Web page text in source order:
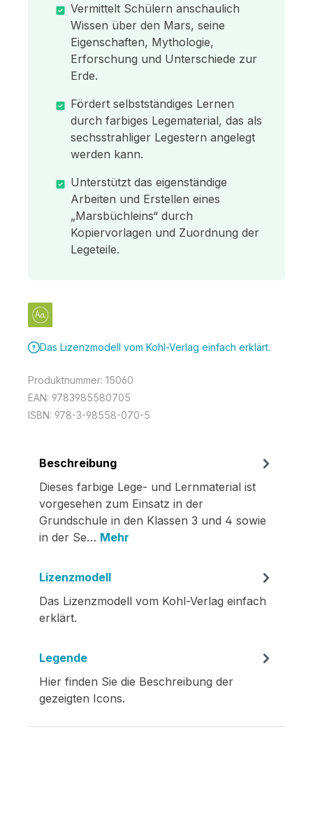
Vermittelt Schülern anschaulich
Wissen über den Mars, seine
Eigenschaften, Mythologie,
Erforschung und Unterschiede zur
Erde.
Fördert selbstständiges Lernen
durch farbiges Legematerial, das als
sechsstrahliger Legestern angelegt
werden kann.
Unterstützt das eigenständige
Arbeiten und Erstellen eines
„Marsbüchleins“ durch
Kopiervorlagen und Zuordnung der
Legeteile.
Das Lizenzmodell vom Kohl-Verlag einfach erklärt.
Produktnummer: 15060
EAN: 9783985580705
ISBN: 978-3-98558-070-5
Beschreibung
Dieses farbige Lege- und Lernmaterial ist
vorgesehen zum Einsatz in der
Grundschule in den Klassen 3 und 4 sowie
in der Se… Mehr
Lizenzmodell
Das Lizenzmodell vom Kohl-Verlag einfach
erklärt.
Legende
Hier finden Sie die Beschreibung der
gezeigten Icons.